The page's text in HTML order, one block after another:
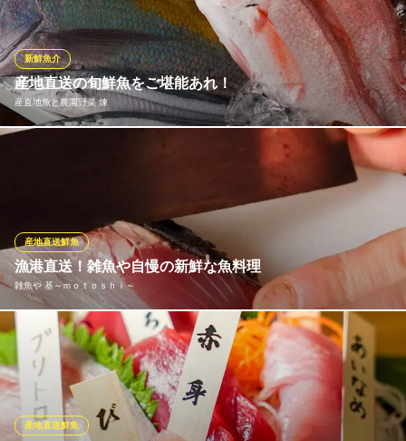
しいお刺身・魚介料理をお届けできるよう、目利きの職人が天然
ものにこだわって入荷しております。ご要望に応じて旬の食材を
使用した本格和食料理コースをご用意しておりますので、ご相談
下さい。
完全予約制 旬彩 かがみ
産地直送の旬鮮魚をご堪能あれ！
産直地魚と農園野菜 煉
新鮮魚介
鹿児島県阿久根・愛媛県宇和島・石川県金沢・千葉県大原など、
北は北海道、南は鹿児島まで日本全国の産地より直接仕入れる鮮
魚。新鮮なのはさることながら、魚本来の旨みが存分にお楽しみ
いただけます。また、日によって仕入れる鮮魚が異なりますので
お越しいただく度に新たな美味しさの発見ができます。
産直地魚と農園野菜 煉
魚卸直営店で鮮魚を堪能
ＪＲ大宮駅西口 徒歩8分 シーノ大宮ビルの1階
埼玉県さいたま市大宮区桜木町1-10-15 シーノ大宮センタープラザ1F
漁港直送！雑魚や自慢の新鮮な魚料理
雑魚や 基～ｍｏｔｏｓｈｉ～
産地直送鮮魚
岩手大船渡をはじめ、金沢能登、静岡沼津、福島相馬、房総大原
など全国の漁港から、その時期一番美味しい旬魚を毎日直送！ と
にかく美味しい魚が食べたい！急に焼き魚が食べなくなった！et
c… 定番メニューはありませんが、そんなご要望にいつでもお応
えします☆
産地直送鮮魚